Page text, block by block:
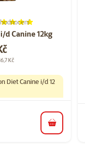
d Canine 12kg
100%, počet
hodnocení
Kč
Diet Canine i/d 12
do košíku